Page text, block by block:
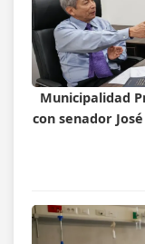
Municipalidad
con senador